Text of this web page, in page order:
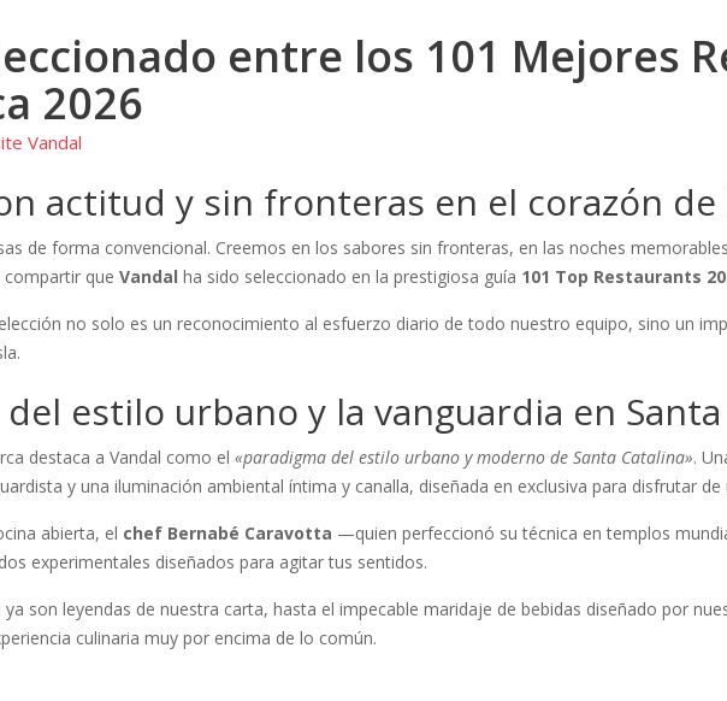
entre los 101 Mejores
2026
Vandal
actitud y sin fronteras en el corazón de
de forma convencional. Creemos en los sabores sin fronteras, en las noches
que Vandal ha sido seleccionado en la prestigiosa guía 101 Top Restaurants
no solo es un reconocimiento al esfuerzo diario de todo nuestro equipo, sino un
estilo urbano y la vanguardia en
destaca a Vandal como el «paradigma del estilo urbano y moderno de Santa Catalina».
y una iluminación ambiental íntima y canalla, diseñada en exclusiva para disfrutar
abierta, el chef Bernabé Caravotta —quien perfeccionó su técnica en templos
experimentales diseñados para agitar tus sentidos.
son leyendas de nuestra carta, hasta el impecable maridaje de bebidas diseñado por
culinaria muy por encima de lo común.